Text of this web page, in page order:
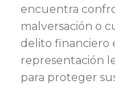
encuentra
malversación o
delito financiero
representación
para proteger